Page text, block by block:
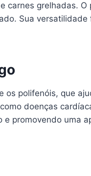
carnes grelhadas.
Sua
polifenóis, que
doenças
promovendo uma